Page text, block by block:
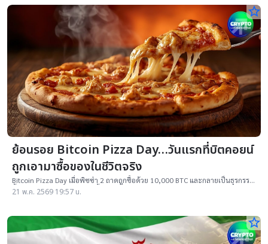
star_border
ย้อนรอย Bitcoin Pizza Day…วันแรกที่บิตคอยน์
ถูกเอามาซื้อของในชีวิตจริง
Bitcoin Pizza Day เมื่อพิซซ่า 2 ถาดถูกซื้อด้วย 10,000 BTC และกลายเป็นธุรกรรม
ซื้อขายสินค้าด้วยบิตคอยน์ครั้งแรกของโลก
21 พ.ค. 2569 19:57 น.
star_border